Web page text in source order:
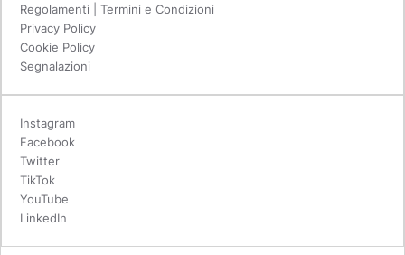
Regolamenti | Termini e Condizioni
Privacy Policy
Cookie Policy
Segnalazioni
Instagram
Facebook
Twitter
TikTok
YouTube
LinkedIn